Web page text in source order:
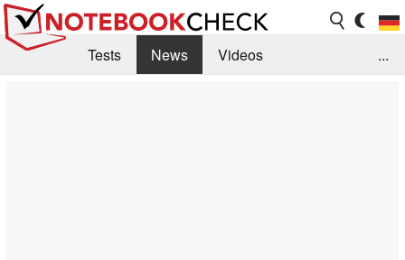
Tests News
Videos
...